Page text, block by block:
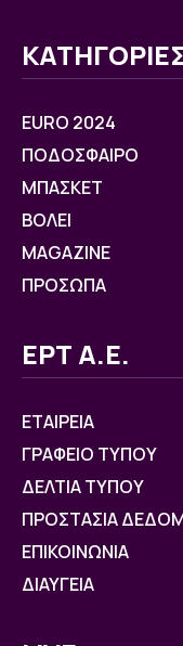
EURO 2024
ΠΟΔΟΣΦΑΙΡΟ
ΜΠΑΣΚΕΤ
ΒOΛΕΙ
MAGAZINE
ΠΡΟΣΩΠΑ
ΕΡΤ Α.Ε.
ΕΤΑΙΡΕΙΑ
ΓΡΑΦΕΙΟ ΤΥΠΟΥ
ΔΕΛΤΙΑ ΤΥΠΟΥ
ΠΡΟΣΤΑΣΙΑ
ΕΠΙΚΟΙΝΩΝΙΑ
ΔΙΑΥΓΕΙΑ